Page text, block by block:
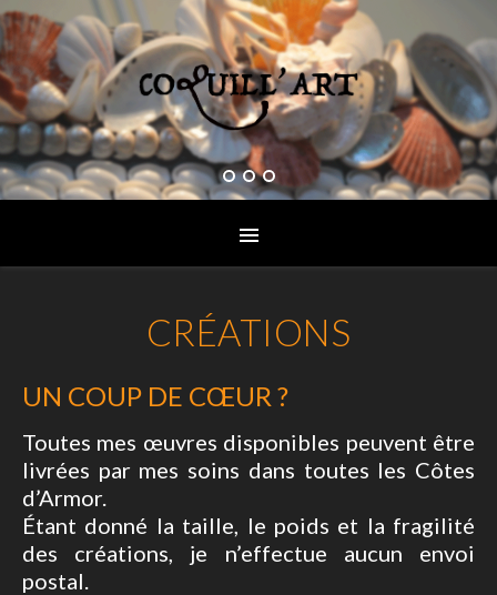
CRÉATIONS
UN COUP DE CŒUR ?
Toutes mes œuvres disponibles peuvent être
livrées par mes soins dans toutes les Côtes
d’Armor.
Étant donné la taille, le poids et la fragilité
des créations, je n’effectue aucun envoi
postal.